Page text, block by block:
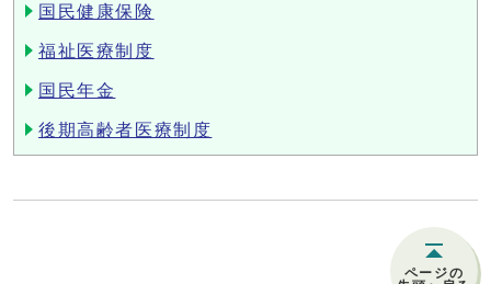
国民健康保険
福祉医療制度
国民年金
後期高齢者医療制度
ページの